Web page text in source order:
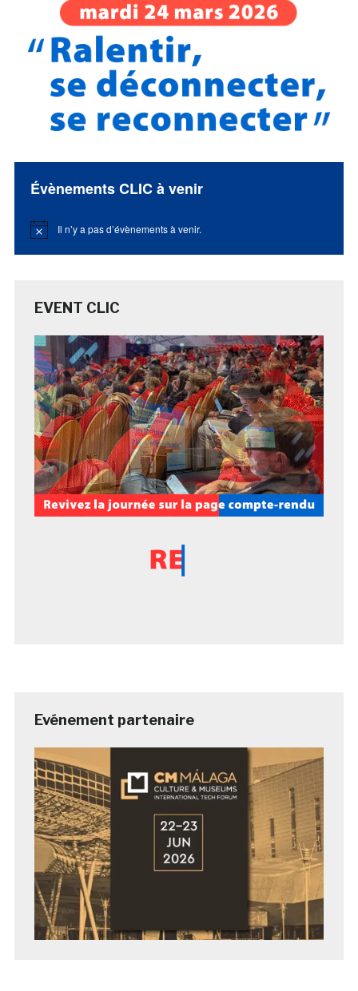
Évènements CLIC à venir
Notice Il n’y a pas d’évènements à venir.
EVENT CLIC
Evénement partenaire